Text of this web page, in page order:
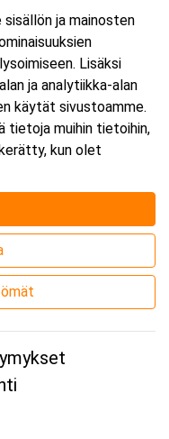
21 / 00380 Helsinki
ja mainosten
Lisäksi
ja analytiikka-alan
käytät sivustoamme.
tietoja muihin tietoihin,
kun olet